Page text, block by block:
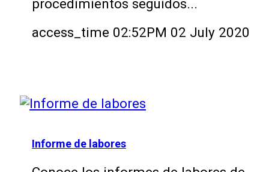
procedimientos seguidos...
access_time 02:52PM 02 July 2020
Informe de labores